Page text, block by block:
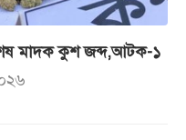
মাদক কুশ জব্দ,আটক-১